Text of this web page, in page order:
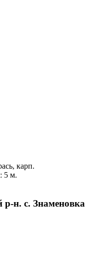
карп.
5 м.
р-н. с. Знаменовка